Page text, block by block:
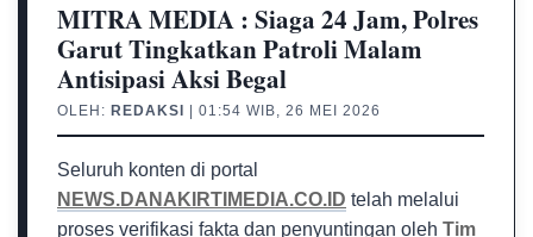
MITRA MEDIA : Siaga 24 Jam, Polres
Garut Tingkatkan Patroli Malam
Antisipasi Aksi Begal
OLEH: REDAKSI | 01:54 WIB, 26 MEI 2026
Seluruh konten di portal
NEWS.DANAKIRTIMEDIA.CO.ID telah melalui
proses verifikasi fakta dan penyuntingan oleh Tim